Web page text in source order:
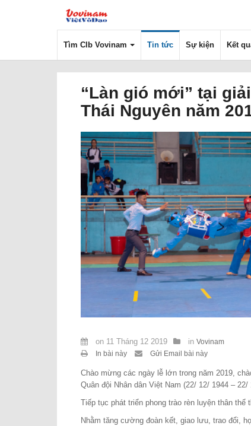
Tìm Clb Vovinam Tin tức Sự kiện Kết
“Làn gió mới” tại
Thái Nguyên năm
on 11 Tháng 12 2019 in Vovinam
In bài này
Gửi Email bài này
Chào mừng các ngày lễ lớn trong năm 2019,
Quân đội Nhân dân Việt Nam (22/ 12/ 1944 – 22/
Tiếp tục phát triển phong trào rèn luyện thân
Nhằm tăng cường đoàn kết, giao lưu, trao đổi,